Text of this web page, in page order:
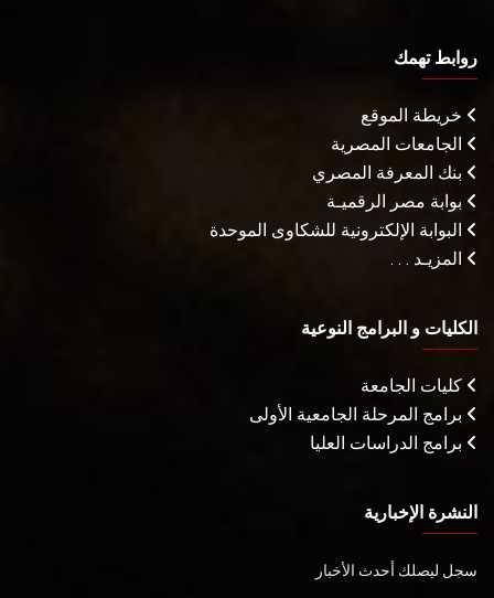
روابط تهمك
خريطة الموقع
الجامعات المصرية
بنك المعرفة المصري
بوابة مصر الرقميـة
البوابة الإلكترونية للشكاوى الموحدة
المزيـد . . .
الكليات و البرامج النوعية
كليات الجامعة
برامج المرحلة الجامعية الأولى
برامج الدراسات العليا
النشرة الإخبارية
سجل ليصلك أحدث الأخبار